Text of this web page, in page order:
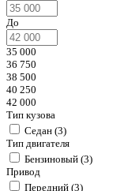
До
35 000
36 750
38 500
40 250
42 000
Тип кузова
Седан (3)
Тип двигателя
Бензиновый (3)
Привод
Передний (3)